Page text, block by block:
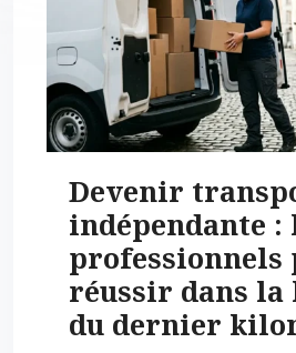
Devenir
indépendante :
professionnels
réussir dans
du dernier